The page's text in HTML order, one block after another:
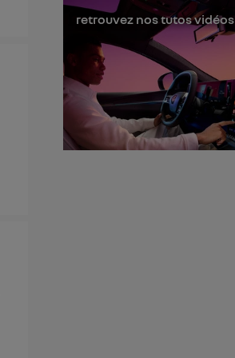
retrouvez nos tutos vidéos